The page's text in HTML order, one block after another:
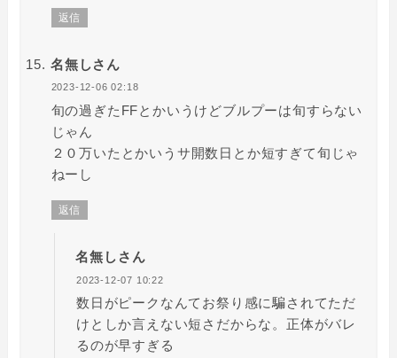
返信
名無しさん
2023-12-06 02:18
旬の過ぎたFFとかいうけどブルプーは旬すらない
じゃん
２０万いたとかいうサ開数日とか短すぎて旬じゃ
ねーし
返信
名無しさん
2023-12-07 10:22
数日がピークなんてお祭り感に騙されてただ
けとしか言えない短さだからな。正体がバレ
るのが早すぎる